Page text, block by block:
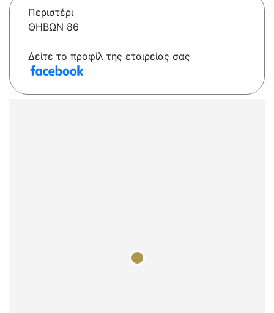
Περιστέρι
ΘΗΒΩΝ 86
Δείτε το προφίλ της εταιρείας σας